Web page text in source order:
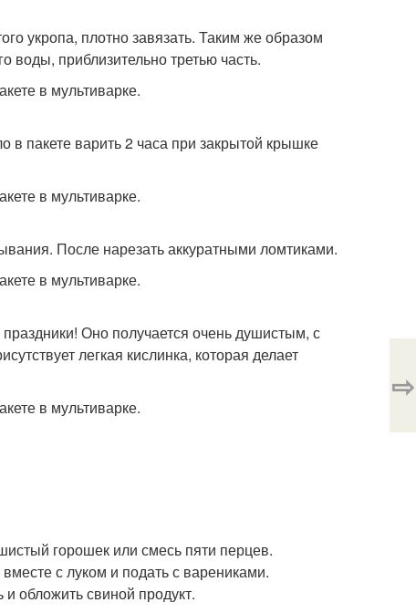
укропа, плотно завязать. Таким же образом
воды, приблизительно третью часть.
в пакете варить 2 часа при закрытой крышке
После нарезать аккуратными ломтиками.
Оно получается очень душистым, с
легкая кислинка, которая делает
горошек или смесь пяти перцев.
с луком и подать с варениками.
обложить свиной продукт.
⇨